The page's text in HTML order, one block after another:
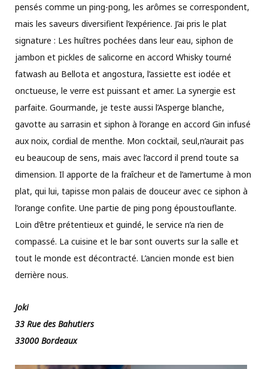
pensés comme un ping-pong, les arômes se correspondent,
mais les saveurs diversifient l’expérience. J’ai pris le plat
signature : Les huîtres pochées dans leur eau, siphon de
jambon et pickles de salicorne en accord Whisky tourné
fatwash au Bellota et angostura, l’assiette est iodée et
onctueuse, le verre est puissant et amer. La synergie est
parfaite. Gourmande, je teste aussi l’Asperge blanche,
gavotte au sarrasin et siphon à l’orange en accord Gin infusé
aux noix, cordial de menthe. Mon cocktail, seul,n’aurait pas
eu beaucoup de sens, mais avec l’accord il prend toute sa
dimension. Il apporte de la fraîcheur et de l’amertume à mon
plat, qui lui, tapisse mon palais de douceur avec ce siphon à
l’orange confite. Une partie de ping pong époustouflante.
Loin d’être prétentieux et guindé, le service n’a rien de
compassé. La cuisine et le bar sont ouverts sur la salle et
tout le monde est décontracté. L’ancien monde est bien
derrière nous.
Joki
33 Rue des Bahutiers
33000 Bordeaux